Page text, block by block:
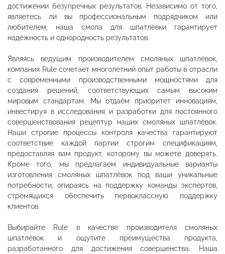
достижении безупречных результатов. Независимо от того,
являетесь ли вы профессиональным подрядчиком или
любителем, наша смола для шпатлёвки гарантирует
надёжность и однородность результатов.
Являясь ведущим производителем смоляных шпатлёвок,
компания Rule сочетает многолетний опыт работы в отрасли
с современными производственными мощностями для
создания решений, соответствующих самым высоким
мировым стандартам. Мы отдаём приоритет инновациям,
инвестируя в исследования и разработки для постоянного
совершенствования рецептур наших смоляных шпатлёвок.
Наши строгие процессы контроля качества гарантируют
соответствие каждой партии строгим спецификациям,
предоставляя вам продукт, которому вы можете доверять.
Кроме того, мы предлагаем индивидуальные варианты
изготовления смоляных шпатлёвок под ваши уникальные
потребности, опираясь на поддержку команды экспертов,
стремящихся обеспечить первоклассную поддержку
клиентов.
Выбирайте Rule в качестве производителя смоляных
шпатлёвок и ощутите преимущества продукта,
разработанного для достижения совершенства. Наша